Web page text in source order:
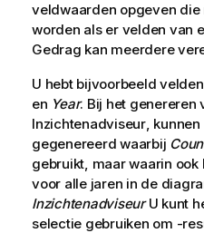
veldwaarden opgeven die
worden als er velden van
Gedrag kan meerdere
U hebt bijvoorbeeld
en Year. Bij het genereren
Inzichtenadviseur,
gegenereerd waarbij
gebruikt, maar waarin
voor alle jaren in de
InzichtenadviseurU kunt
selectie gebruiken om -